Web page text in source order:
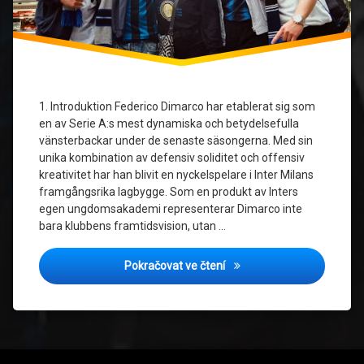
1. Introduktion Federico Dimarco har etablerat sig som
en av Serie A:s mest dynamiska och betydelsefulla
vänsterbackar under de senaste säsongerna. Med sin
unika kombination av defensiv soliditet och offensiv
kreativitet har han blivit en nyckelspelare i Inter Milans
framgångsrika lagbygge. Som en produkt av Inters
egen ungdomsakademi representerar Dimarco inte
bara klubbens framtidsvision, utan …
Pokračovat ve čteníFederico Dimarco: Inter